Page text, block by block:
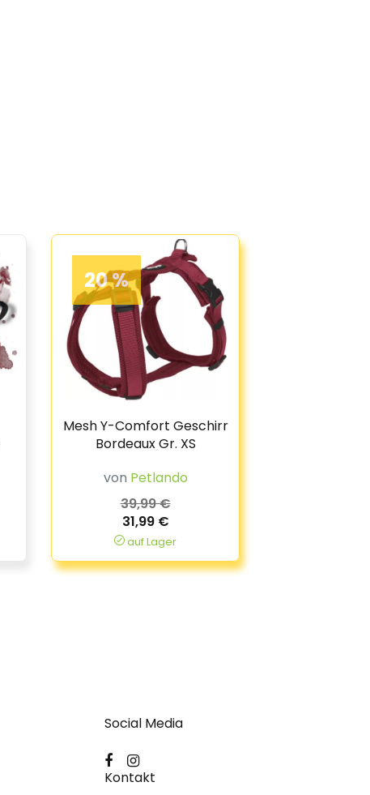
20 %
Mesh Y-Comfort Geschirr
Bordeaux Gr. XS
von Petlando
39,99 €
31,99 €
auf Lager
Social Media
Kontakt